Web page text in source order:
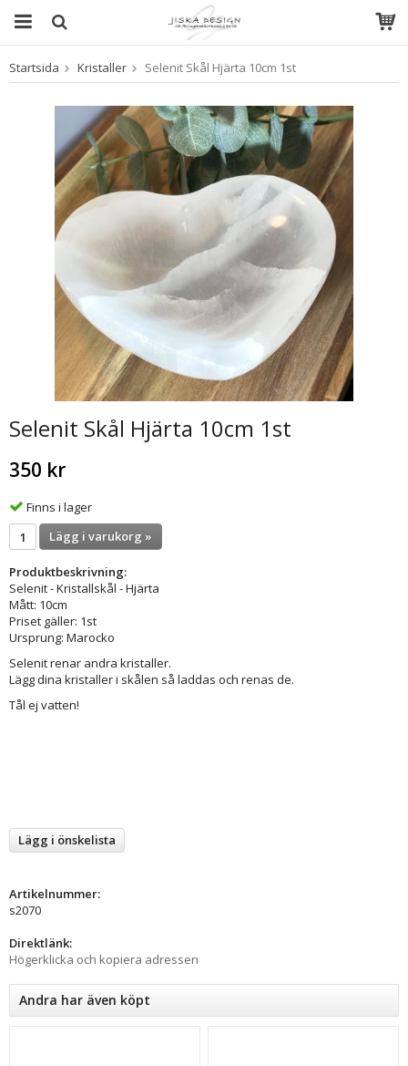
Produkten har blivit tillagd i varukorgen
Startsida Kristaller Selenit Skål Hjärta 10cm 1st
Selenit Skål Hjärta 10cm 1st
350 kr
Finns i lager
Lägg i varukorg »
Produktbeskrivning:
Selenit - Kristallskål - Hjärta
Mått: 10cm
Priset gäller: 1st
Ursprung: Marocko
Selenit renar andra kristaller.
Lägg dina kristaller i skålen så laddas och renas de.
Tål ej vatten!
Lägg i önskelista
Artikelnummer:
s2070
Direktlänk:
Högerklicka och kopiera adressen
Andra har även köpt